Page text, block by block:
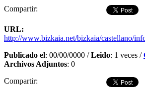
Compartir:
URL:
http://www.bizkaia.net/bizkaia/castellano/
Publicado el: 00/00/0000 /Leido: 1 veces /
Archivos Adjuntos: 0
Compartir: